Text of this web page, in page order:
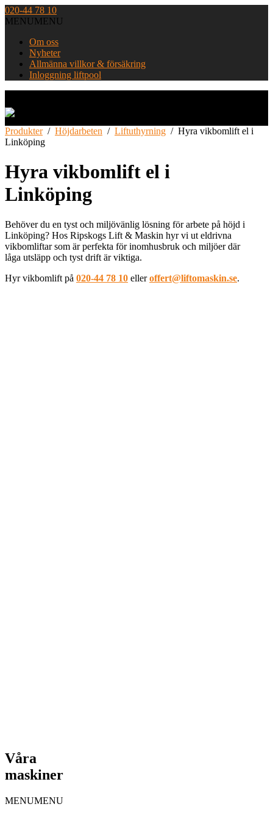
Skip
to
020-44 78 10
MENUMENU
Om oss
Nyheter
Allmänna villkor & försäkring
Inloggning liftpool
Produkter/ Höjdarbeten / Liftuthyrning / Hyra vikbomlift el i
Linköping
Hyra vikbomlift el i
Linköping
Behöver du en tyst och miljövänlig lösning för arbete på höjd i
Linköping? Hos Ripskogs Lift & Maskin hyr vi ut eldrivna
vikbomliftar som är perfekta för inomhusbruk och miljöer där
låga utsläpp och tyst drift är viktiga.
Hyr vikbomlift på 020-44 78 10 elleroffert@liftomaskin.se.
Våra
maskiner
MENUMENU